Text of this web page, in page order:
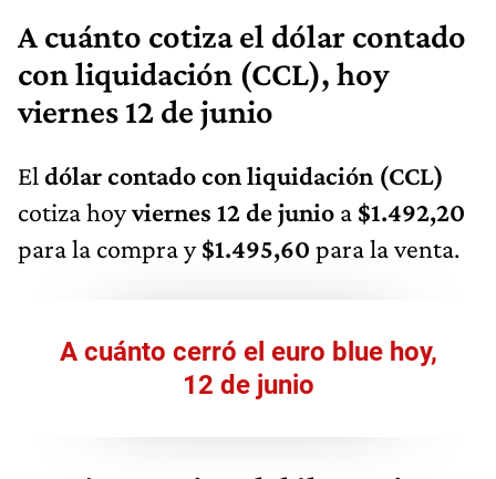
A cuánto cotiza el dólar contado
con liquidación (CCL), hoy
viernes 12 de junio
El dólar contado con liquidación (CCL)
cotiza hoyviernes 12 de junio a $1.492,20
para la compra y$1.495,60 para la venta.
A cuánto cerró el euro blue hoy,
12 de junio